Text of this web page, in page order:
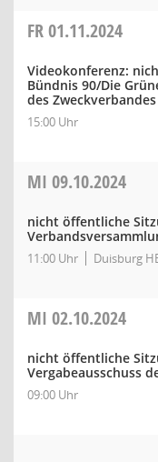
FR01.11.2024
Videokonferenz:
Bündnis 90/Die
des Zweckverbandes
15:00 Uhr
MI 09.10.2024
nicht öffentliche
11:00 Uhr Duisburg
MI 02.10.2024
nicht öffentliche
Vergabeausschuss
09:00 Uhr